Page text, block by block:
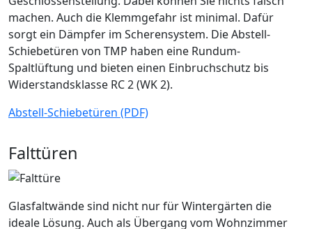
machen. Auch die Klemmgefahr ist minimal. Dafür
sorgt ein Dämpfer im Scherensystem. Die Abstell-
Schiebetüren von TMP haben eine Rundum-
Spaltlüftung und bieten einen Einbruchschutz bis
Widerstandsklasse RC 2 (WK 2).
Abstell-Schiebetüren (PDF)
Falttüren
Glasfaltwände sind nicht nur für Wintergärten die
ideale Lösung. Auch als Übergang vom Wohnzimmer